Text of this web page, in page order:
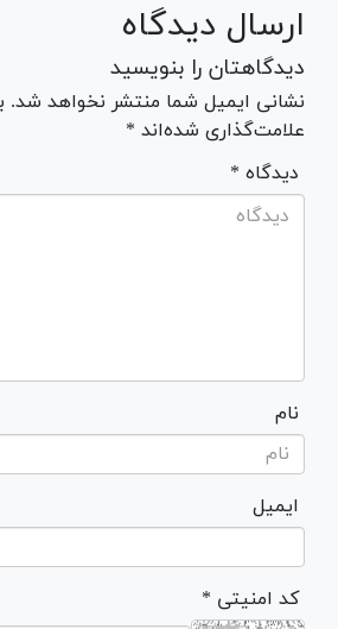
ارسال دیدگاه
دیدگاهتان را بنویسید
نشانی ایمیل شما منتشر نخواهد شد.
علامت‌گذاری شده‌اند *
* دیدگاه
نام
ایمیل
* کد امنیتی